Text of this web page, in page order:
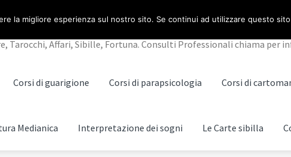
Affari, Sibille, Fortuna. Consulti Professionali chiama per
Corsi di guarigione Corsi di parapsicologia Corsi di
Medianica Interpretazione dei sogni Le Carte sibilla
la migliore esperienza sul nostro sito. Se continui ad utilizzare questo